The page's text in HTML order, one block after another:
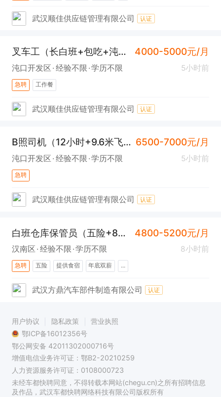
武汉顺佳供应链管理有限公司 认证
叉车工（长白班+包吃+沌口） 4000-5000元/月
沌口开发区 经验不限 学历不限 5小时前
急聘 工作餐
武汉顺佳供应链管理有限公司 认证
B照司机（12小时+9.6米飞翼短驳） 6500-7000元/月
沌口开发区 经验不限 学历不限 5小时前
急聘
武汉顺佳供应链管理有限公司 认证
白班仓库保管员（五险+8小时+汉南） 4800-5200元/月
汉南区 经验不限 学历不限 8小时前
急聘 五险 提供食宿 年底双薪 ...
武汉方鼎汽车部件制造有限公司 认证
用户协议 隐私政策
营业执照
鄂ICP备16012356号
鄂公网安备 42011302000716号
增值电信业务许可证：鄂B2-20210259
人力资源服务许可证：0108000723
未经车都快聘同意，不得转载本网站(chegu.cn)之所有招聘信息
及作品，武汉车都快聘网络科技有限公司版权所有